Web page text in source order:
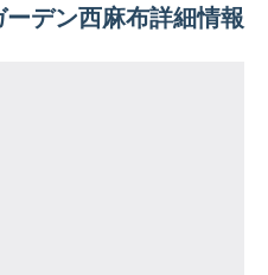
ーデン西麻布詳細情報